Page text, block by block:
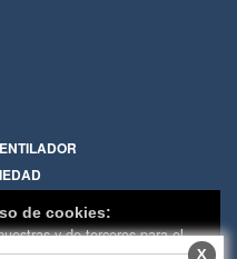
X
de cookies:
y de terceros para el